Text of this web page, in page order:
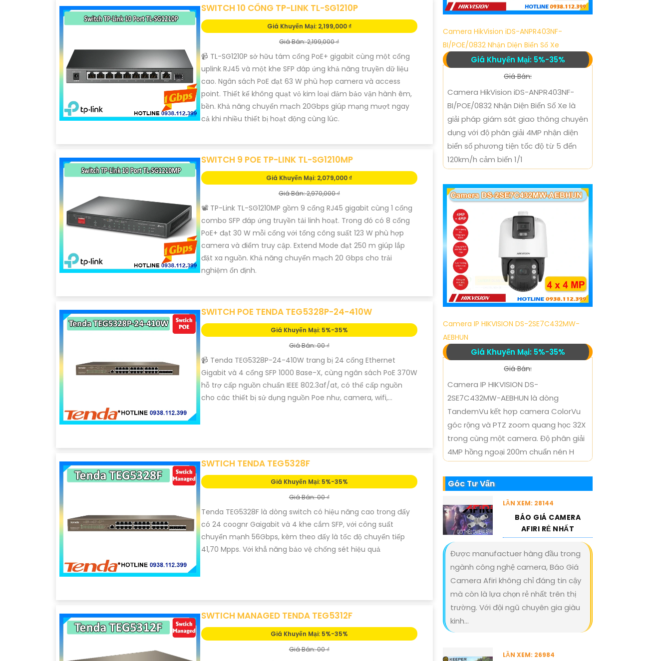
SWITCH 10 CỔNG TP-LINK TL-SG1210P
Giá Khuyến Mại: 2,199,000 ₫
Giá Bán: 2,199,000 ₫
📹 TL-SG1210P sở hữu tám cổng PoE+ gigabit cùng một cổng
uplink RJ45 và một khe SFP đáp ứng khả năng truyền dữ liệu
cao. Ngân sách PoE đạt 63 W phù hợp camera và access
point. Thiết kế không quạt vỏ kim loại đảm bảo vận hành êm,
bền. Khả năng chuyển mạch 20Gbps giúp mạng mượt ngay
cả khi nhiều thiết bị hoạt động cùng lúc.
SWITCH 9 POE TP-LINK TL-SG1210MP
Giá Khuyến Mại: 2,079,000 ₫
Giá Bán: 2,970,000 ₫
📽 TP-Link TL-SG1210MP gồm 9 cổng RJ45 gigabit cùng 1 cổng
combo SFP đáp ứng truyền tải linh hoạt. Trong đó có 8 cổng
PoE+ đạt 30 W mỗi cổng với tổng công suất 123 W phù hợp
camera và điểm truy cập. Extend Mode đạt 250 m giúp lắp
đặt xa nguồn. Khả năng chuyển mạch 20 Gbps cho trải
nghiệm ổn định.
SWITCH POE TENDA TEG5328P-24-410W
Giá Khuyến Mại: 5%-35%
Giá Bán: 00 ₫
📹 Tenda TEG5328P-24-410W trang bị 24 cổng Ethernet
Gigabit và 4 cổng SFP 1000 Base-X, cùng ngân sách PoE 370W
hỗ trợ cấp nguồn chuẩn IEEE 802.3af/at, có thể cấp nguồn
cho các thiết bị sử dụng nguồn Poe như, camera, wifi,...
SWTICH TENDA TEG5328F
Giá Khuyến Mại: 5%-35%
Giá Bán: 00 ₫
Tenda TEG5328F là dòng switch có hiệu năng cao trong đấy
có 24 coognr Gaigabit và 4 khe cắm SFP, với công suất
chuyển mạnh 56Gbps, kèm theo đấy là tốc độ chuyển tiếp
41,70 Mpps. Với khẳ năng bảo vệ chống sét hiệu quả
SWTICH MANAGED TENDA TEG5312F
Giá Khuyến Mại: 5%-35%
Giá Bán: 00 ₫
Camera HikVision iDS-ANPR403NF-
BI/POE/0832 Nhận Diện Biển Số Xe
Giá Khuyến Mại: 5%-35%
Giá Bán:
Camera HikVision iDS-ANPR403NF-
BI/POE/0832 Nhận Diện Biển Số Xe là
giải pháp giám sát giao thông chuyên
dụng với độ phân giải 4MP nhận diện
biển số phương tiện tốc độ từ 5 đến
120km/h cảm biến 1/1
Camera IP HIKVISION DS-2SE7C432MW-
AEBHUN
Giá Khuyến Mại: 5%-35%
Giá Bán:
Camera IP HIKVISION DS-
2SE7C432MW-AEBHUN là dòng
TandemVu kết hợp camera ColorVu
góc rộng và PTZ zoom quang học 32X
trong cùng một camera. Độ phân giải
4MP hồng ngoại 200m chuẩn nén H
Góc Tư Vấn
LẦN XEM: 28144
BÁO GIÁ CAMERA
AFIRI RẺ NHẤT
Được manufactuer hàng đầu trong
ngành công nghệ camera, Báo Giá
Camera Afiri không chỉ đáng tin cậy
mà còn là lựa chọn rẻ nhất trên thị
trường. Với đội ngũ chuyên gia giàu
kinh...
LẦN XEM: 26984